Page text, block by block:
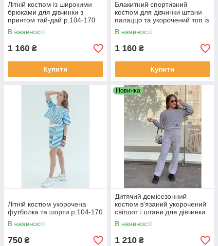
Літній костюм із широкими
брюками для дівчинки з
принтом тай-дай р.104-170
В наявності
1 160 ₴
Купити
Блакитний спортивний
костюм для дівчинки штани
палаццо та укорочений топ із
двонитки з принтом тай-дай
р.104-170
В наявності
1 160 ₴
Купити
Літній костюм укорочена
футболка та шорти р.104-170
В наявності
750 ₴
Новинка
Дитячий демісезонний
костюм в'язаний укорочений
світшот і штани для дівчинки
Фора р. 122-158
В наявності
1 210 ₴